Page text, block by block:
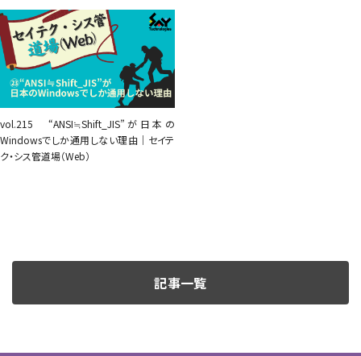
vol.215 “ANSI≒Shift_JIS”が日本の
Windowsでしか通用しない理由｜セイテ
ク・シス管道場（Web）
記事一覧